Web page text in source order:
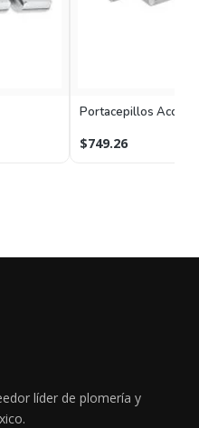
Portacepillos Access
$749.26
líder de plomería y